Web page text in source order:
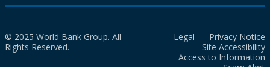
© 2025 World Bank Group. All
Rights Reserved.
Legal
Privacy Notice
Site Accessibility
Access to Information